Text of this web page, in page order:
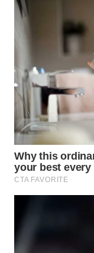
INDRAMAYU
KUNINGAN
WN
MAJALENGKA
WN
SUBANG